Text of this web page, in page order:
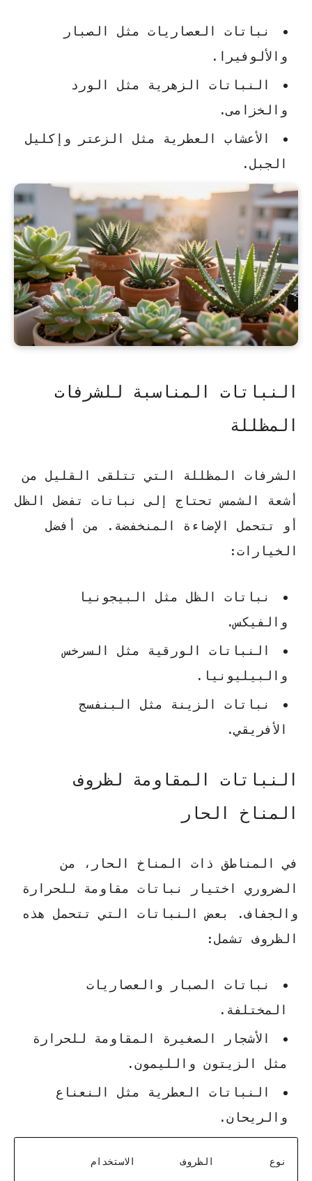
نباتات العصاريات مثل الصبار
والألوفيرا.
النباتات الزهرية مثل الورد
والخزامى.
الأعشاب العطرية مثل الزعتر وإكليل
الجبل.
النباتات المناسبة للشرفات
المظللة
الشرفات المظللة التي تتلقى القليل من
أشعة الشمس تحتاج إلى نباتات تفضل الظل
أو تتحمل الإضاءة المنخفضة. من أفضل
الخيارات:
نباتات الظل مثل البيجونيا
والفيكس.
النباتات الورقية مثل السرخس
والبيليونيا.
نباتات الزينة مثل البنفسج
الأفريقي.
النباتات المقاومة لظروف
المناخ الحار
في المناطق ذات المناخ الحار، من
الضروري اختيار نباتات مقاومة للحرارة
والجفاف. بعض النباتات التي تتحمل هذه
الظروف تشمل:
نباتات الصبار والعصاريات
المختلفة.
الأشجار الصغيرة المقاومة للحرارة
مثل الزيتون والليمون.
النباتات العطرية مثل النعناع
والريحان.
نوع الظروف الاستخدام